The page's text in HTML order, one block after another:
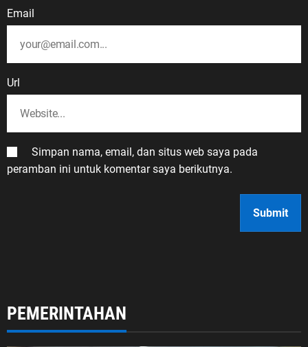
Email
Url
Simpan nama, email, dan situs web saya pada
peramban ini untuk komentar saya berikutnya.
PEMERINTAHAN